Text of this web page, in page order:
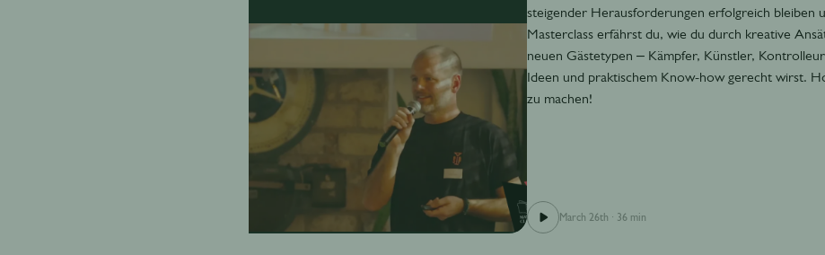
steigender Herausforderungen erfolgreich bleiben
Masterclass erfährst du, wie du durch kreative
neuen Gästetypen – Kämpfer, Künstler,
Ideen und praktischem Know-how gerecht wirst.
zu machen!
March 26th · 36 min